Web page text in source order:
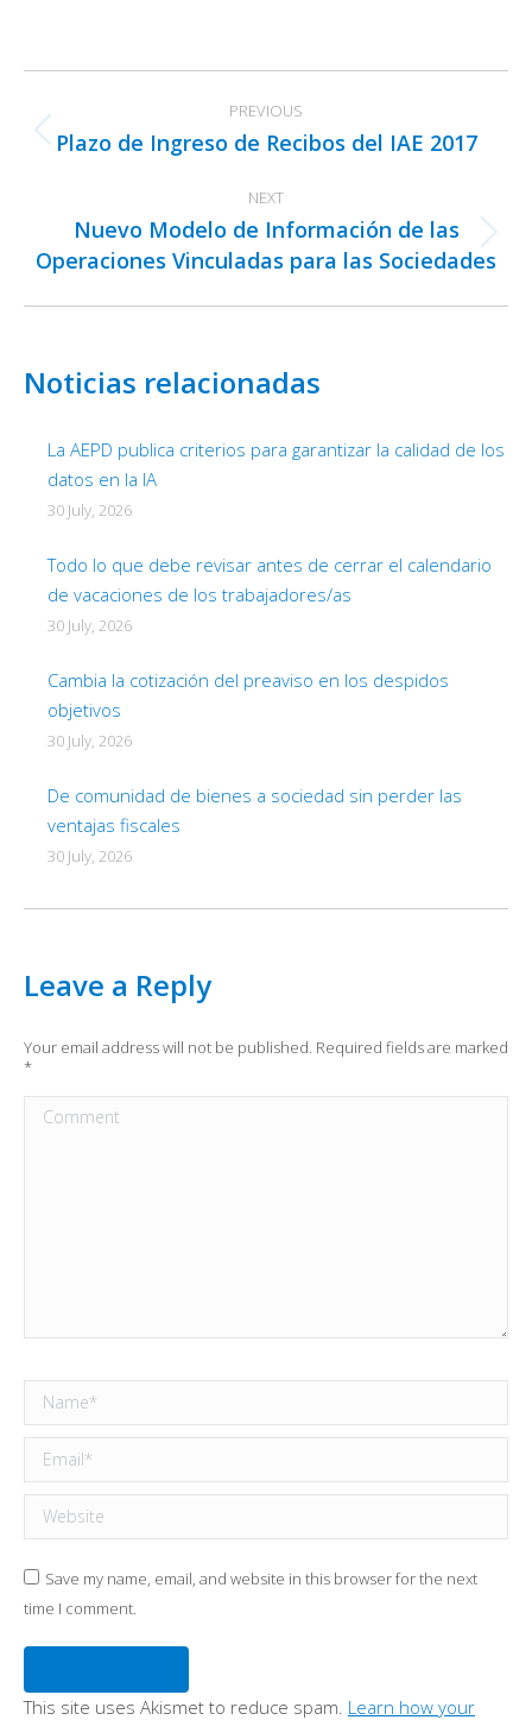
Facebook
X
LinkedIn
navigation
PREVIOUS
Previous
Plazo de Ingreso de Recibos del IAE 2017
NEXT
Next
post:
Nuevo Modelo de Información de las
Operaciones Vinculadas para las Sociedades
Noticias relacionadas
La AEPD publica criterios para garantizar la calidad de los
datos en la IA
30 July, 2026
Todo lo que debe revisar antes de cerrar el calendario
de vacaciones de los trabajadores/as
30 July, 2026
Cambia la cotización del preaviso en los despidos
objetivos
30 July, 2026
De comunidad de bienes a sociedad sin perder las
ventajas fiscales
30 July, 2026
Leave a Reply
Your email address will not be published. Required fields are marked
*
Comment
Name *
Email *
Website
Save my name, email, and website in this browser for the next
time I comment.
This site uses Akismet to reduce spam. Learn how your